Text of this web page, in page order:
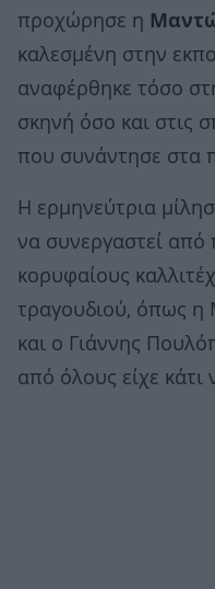
προχώρησε η
καλεσμένη στην
αναφέρθηκε τόσο
σκηνή όσο και στις
που συνάντησε στα
Η ερμηνεύτρια
να συνεργαστεί από
κορυφαίους
τραγουδιού, όπως η
και ο Γιάννης
από όλους είχε κάτι